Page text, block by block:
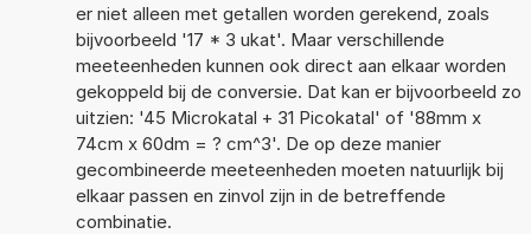
er niet alleen met getallen worden gerekend, zoals
bijvoorbeeld '17 * 3 ukat'. Maar verschillende
meeteenheden kunnen ook direct aan elkaar worden
gekoppeld bij de conversie. Dat kan er bijvoorbeeld zo
uitzien: '45 Microkatal + 31 Picokatal' of '88mm x
74cm x 60dm = ? cm^3'. De op deze manier
gecombineerde meeteenheden moeten natuurlijk bij
elkaar passen en zinvol zijn in de betreffende
combinatie.